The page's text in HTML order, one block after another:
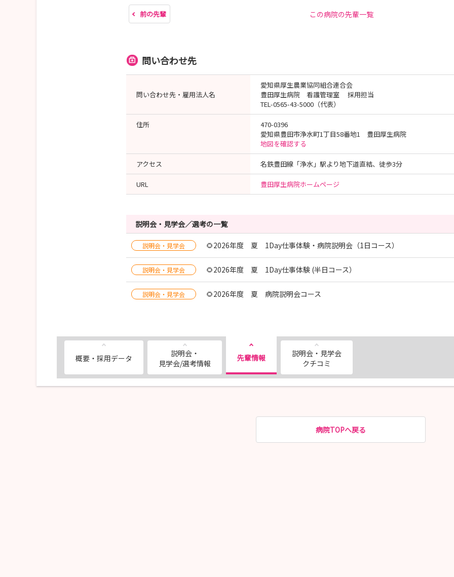
前の先輩 この病院の先輩一覧
問い合わせ先
問い合わせ先・雇用法人名
愛知県厚生農業協同組合連合会
豊田厚生病院 看護管理室 採用担当
TEL-0565-43-5000（代表）
住所
470-0396
愛知県豊田市浄水町1丁目58番地1 豊田厚生病院
地図を確認する
アクセス 名鉄豊田線「浄水」駅より地下道直結、徒歩3分
URL 豊田厚生病院ホームページ
説明会・見学会／選考の一覧
説明会・見学会 🌻2026年度 夏 1Day仕事体験・病院説明会（1日コース）
説明会・見学会 🌻2026年度 夏 1Day仕事体験 (半日コース）
説明会・見学会 🌻2026年度 夏 病院説明会コース
概要・採用データ
説明会・
見学会/選考情報
先輩情報
説明会・見学会
クチコミ
病院TOPへ戻る